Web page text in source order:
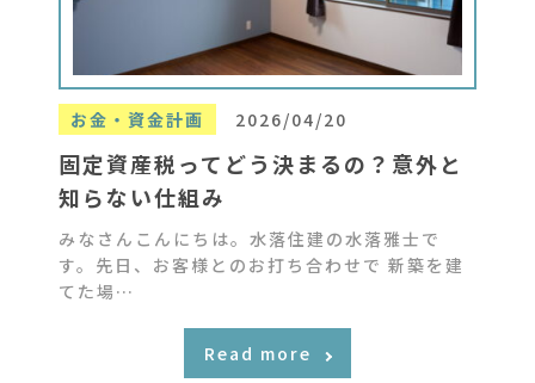
お金・資金計画 2026/04/20
固定資産税ってどう決まるの？意外と
知らない仕組み
みなさんこんにちは。水落住建の水落雅士で
す。先日、お客様とのお打ち合わせで 新築を建
てた場…
Read more